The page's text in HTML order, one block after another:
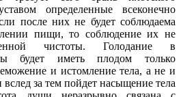
определенные всеконечно
после них не будет соблюдаема
пищи, то соблюдение их не
чистоты. Голодание в
будет иметь плодом только
и истомление тела, а не и
за тем пойдет насыщение тела